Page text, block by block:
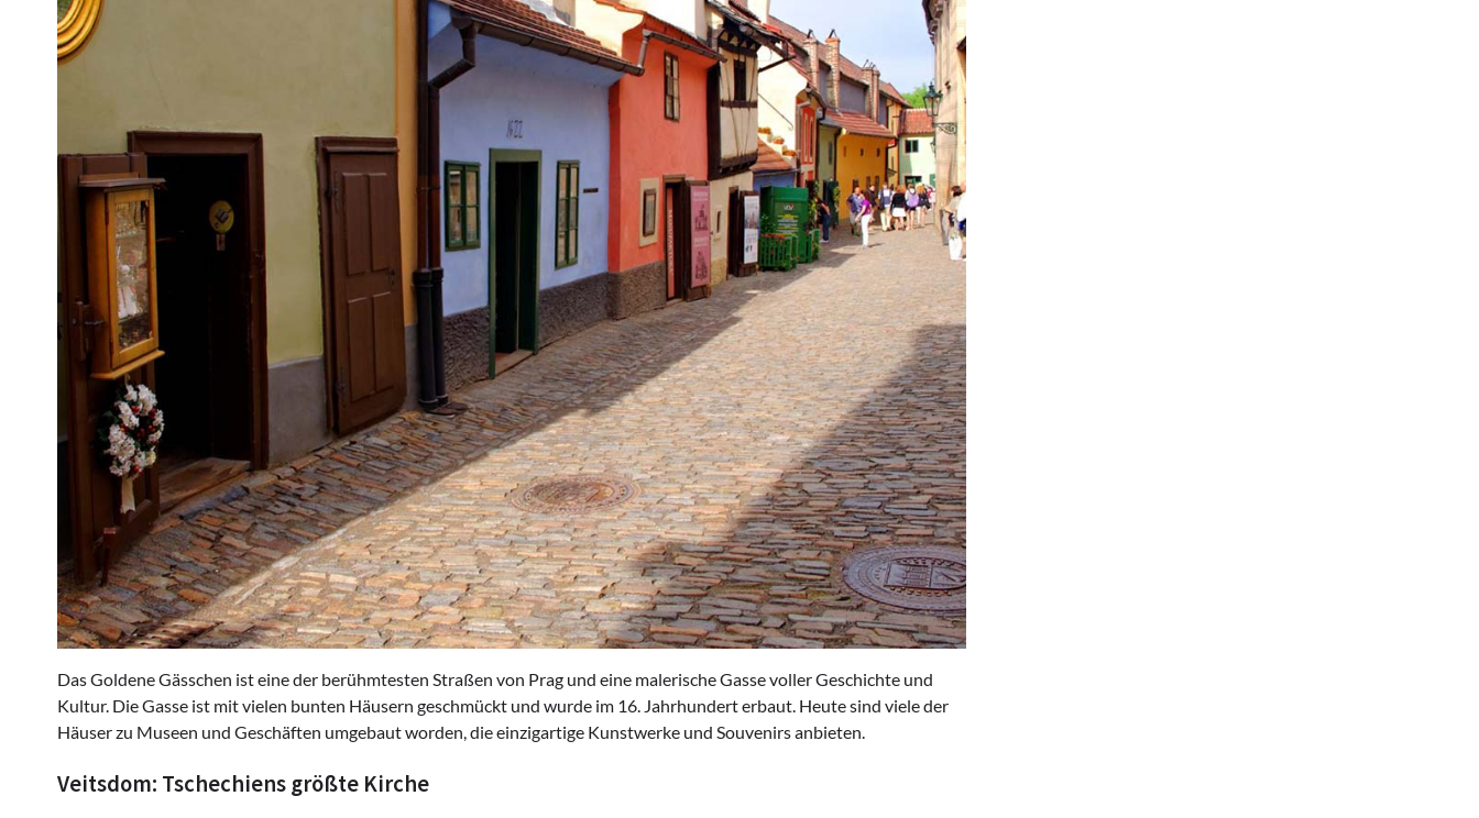
Das Goldene Gässchen ist eine der berühmtesten Straßen von Prag und eine malerische Gasse voller Geschichte und
Kultur. Die Gasse ist mit vielen bunten Häusern geschmückt und wurde im 16. Jahrhundert erbaut. Heute sind viele der
Häuser zu Museen und Geschäften umgebaut worden, die einzigartige Kunstwerke und Souvenirs anbieten.
Veitsdom: Tschechiens größte Kirche